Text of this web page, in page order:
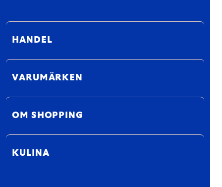
HANDEL
VARUMÄRKEN
OM SHOPPING
KULINA